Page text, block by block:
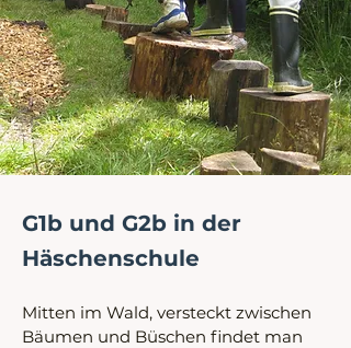
G1b und G2b in der
Häschenschule
Mitten im Wald, versteckt zwischen
Bäumen und Büschen findet man